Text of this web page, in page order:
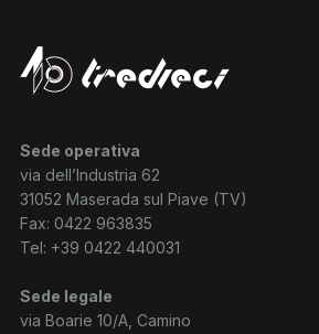
Sede operativa
via dell’Industria 62
31052 Maserada sul Piave (TV)
Fax: 0422 963835
Tel: +39 0422 440031
Sede legale
via Boarie 10/A, Camino